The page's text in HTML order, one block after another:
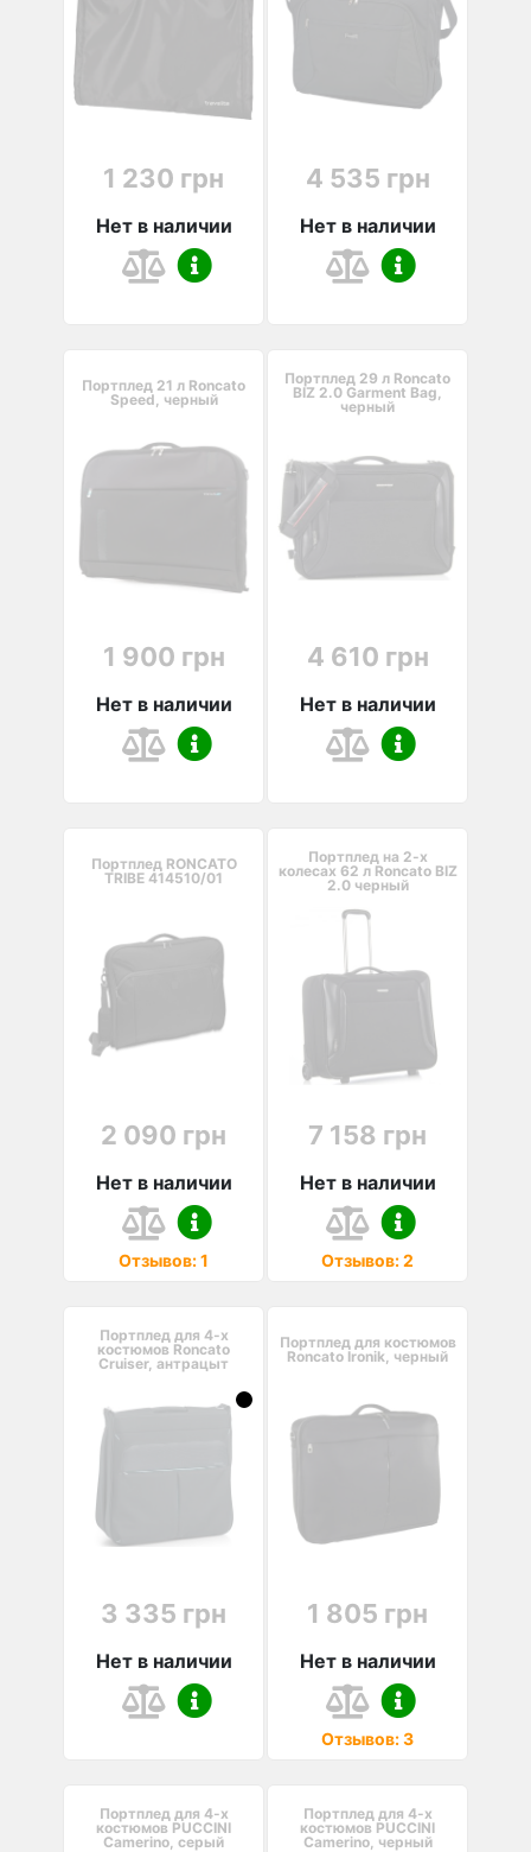
1 230 грн
Нет в наличии
4 535 грн
Нет в наличии
Портплед 21 л Roncato
Speed, черный
1 900 грн
Нет в наличии
Портплед 29 л Roncato
BIZ 2.0 Garment Bag,
черный
4 610 грн
Нет в наличии
Портплед RONCATO
TRIBE 414510/01
2 090 грн
Нет в наличии
Отзывов: 1
Портплед на 2-х
колесах 62 л Roncato BIZ
2.0 черный
7 158 грн
Нет в наличии
Отзывов: 2
Портплед для 4-х
костюмов Roncato
Cruiser, антрацыт
3 335 грн
Нет в наличии
Портплед для костюмов
Roncato Ironik, черный
1 805 грн
Нет в наличии
Отзывов: 3
Портплед для 4-х
костюмов PUCCINI
Camerino, серый
Портплед для 4-х
костюмов PUCCINI
Camerino, черный